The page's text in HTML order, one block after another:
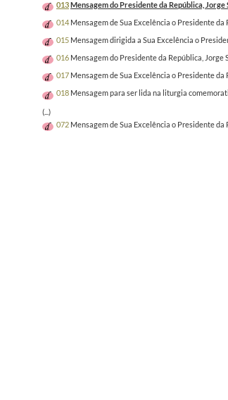
013Mensagem do Presidente da República,
014 Mensagem de Sua Excelência o Presidente da
015 Mensagem dirigida a Sua Excelência o
016 Mensagem do Presidente da República, Jorge
017 Mensagem de Sua Excelência o Presidente
018 Mensagem para ser lida na liturgia
(...)
072 Mensagem de Sua Excelência o Presidente